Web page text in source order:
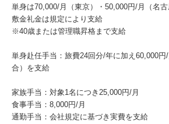
単身は70,000/月（東京）・50,000円/月（名古
敷金礼金は規定により支給
※40歳または管理職昇格まで支給
単身赴任手当：旅費24回分/年に加え60,000
合）を支給
家族手当：対象1名につき25,000円/月
食事手当：8,000円/月
通勤手当：会社規定に基づき実費を支給